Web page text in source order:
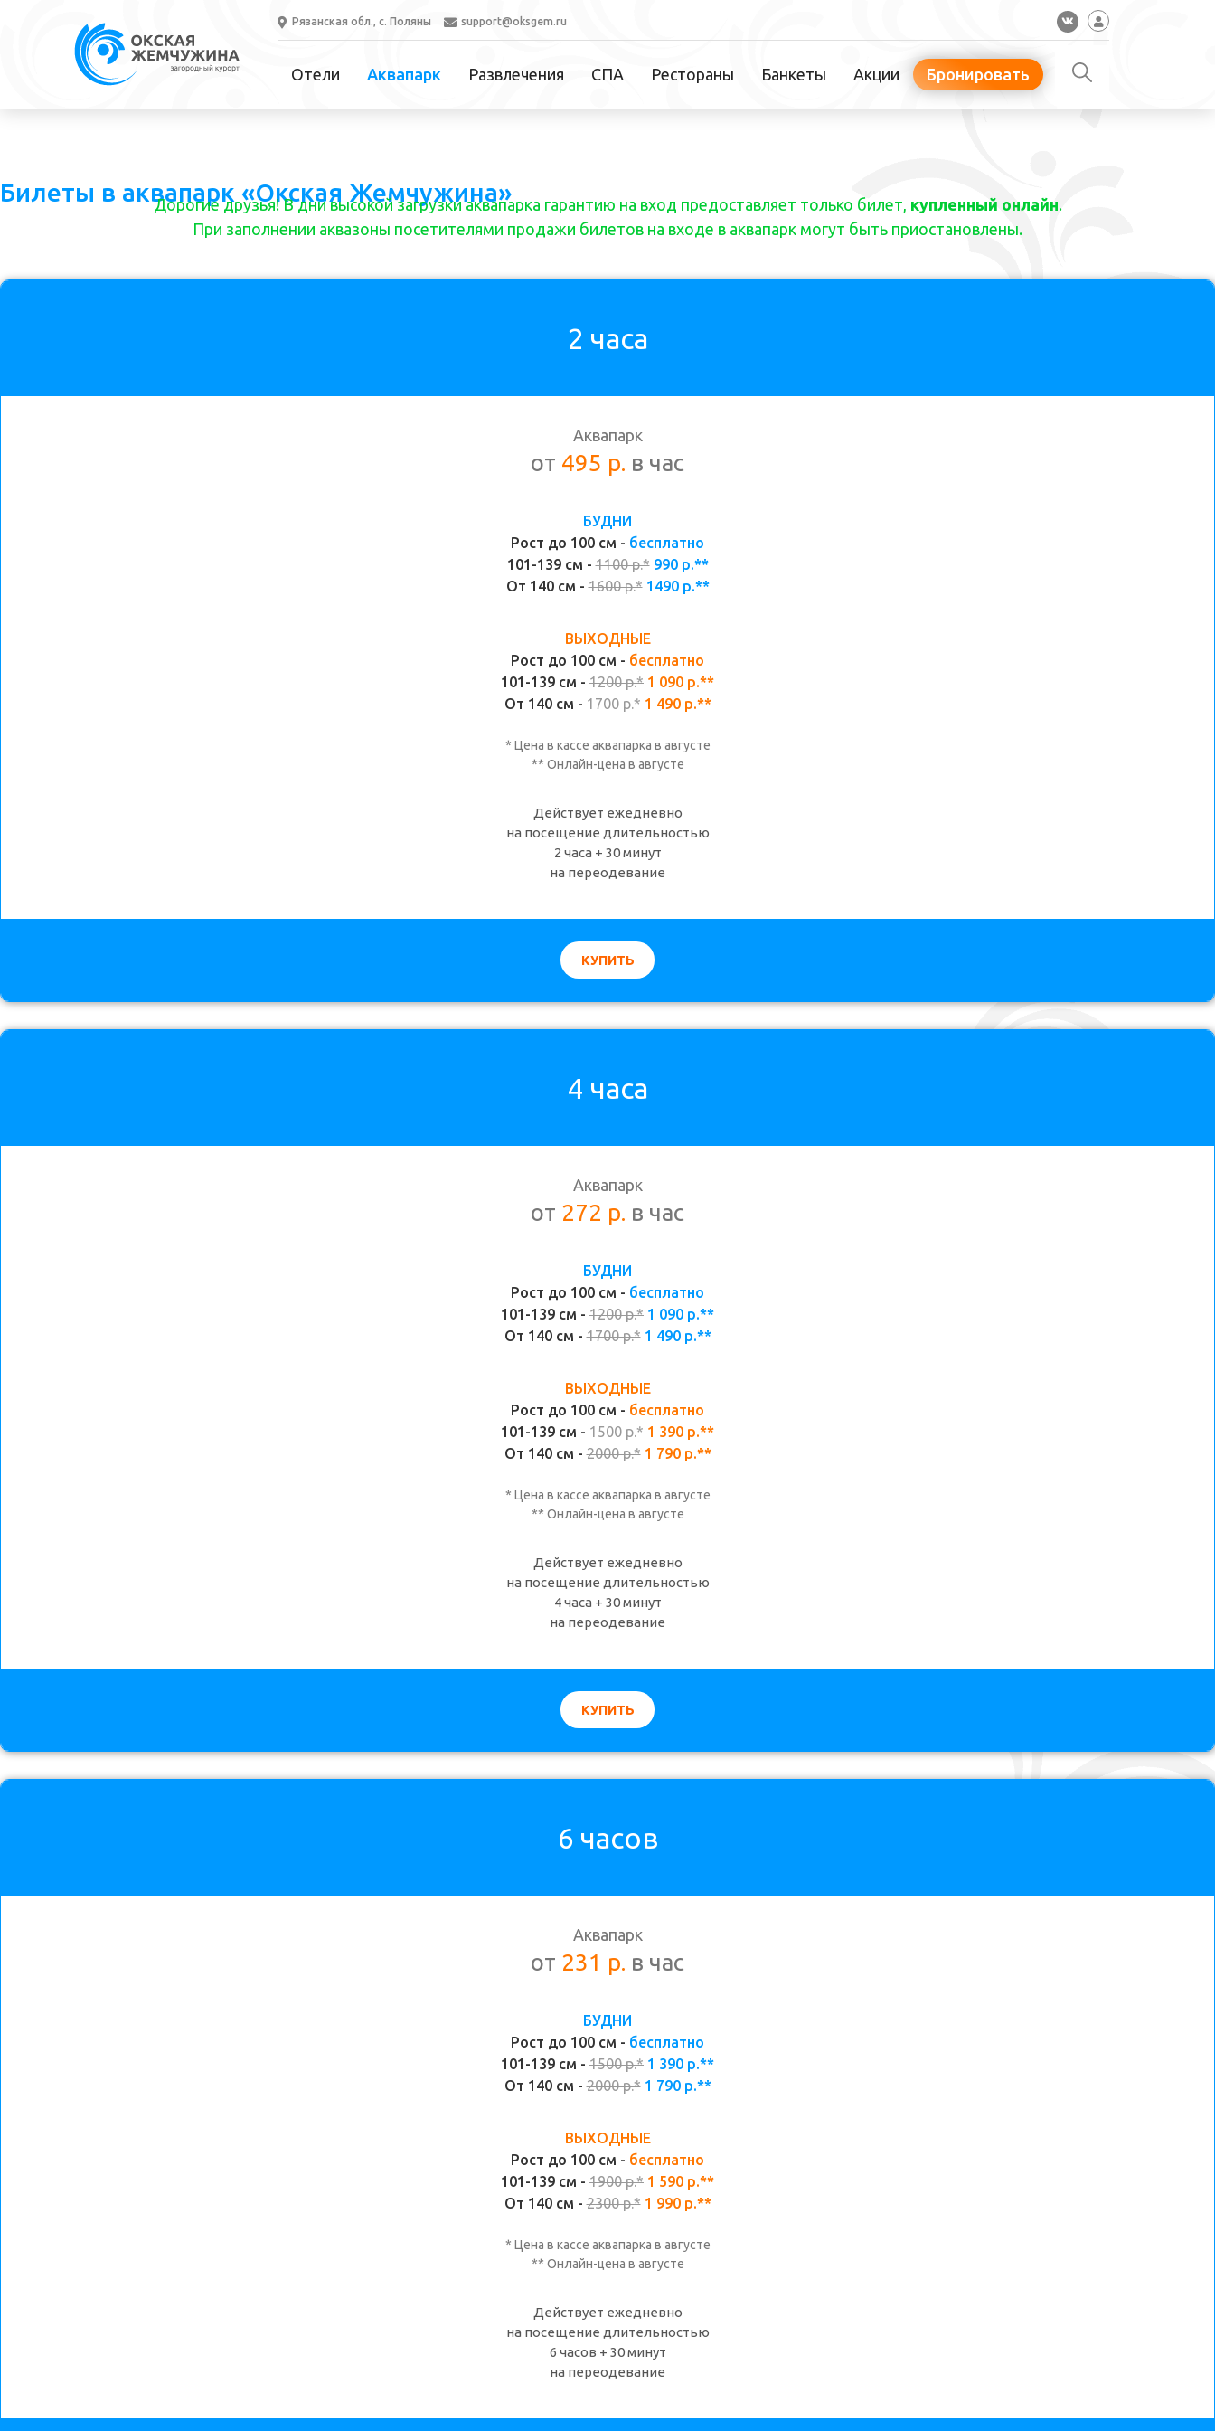
Рязанская обл., с. Поляны support@oksgem.ru
Отели Аквапарк Развлечения СПА Рестораны Банкеты Акции Бронировать
Билеты в аквапарк «Окская Жемчужина»
Дорогие друзья! В дни высокой загрузки аквапарка гарантию на вход предоставляет только билет, купленный онлайн.
При заполнении аквазоны посетителями продажи билетов на входе в аквапарк могут быть приостановлены.
2 часа
Аквапарк
от 495 р. в час
БУДНИ
Рост до 100 см - бесплатно
101-139 см -1100 р.*990 р.**
От 140 см -1600 р.*1490 р.**
ВЫХОДНЫЕ
Рост до 100 см - бесплатно
101-139 см - 1200 р.* 1 090 р.**
От 140 см -1700 р.*1 490 р.**
* Цена в кассе аквапарка в августе
** Онлайн-цена в августе
Действует ежедневно
на посещение длительностью
2 часа + 30 минут
на переодевание
КУПИТЬ
4 часа
Аквапарк
от 272 р. в час
БУДНИ
Рост до 100 см - бесплатно
101-139 см - 1200 р.* 1 090 р.**
От 140 см -1700 р.*1 490 р.**
ВЫХОДНЫЕ
Рост до 100 см - бесплатно
101-139 см - 1500 р.* 1 390 р.**
От 140 см -2000 р.*1 790 р.**
* Цена в кассе аквапарка в августе
** Онлайн-цена в августе
Действует ежедневно
на посещение длительностью
4 часа + 30 минут
на переодевание
КУПИТЬ
6 часов
Аквапарк
от 231 р. в час
БУДНИ
Рост до 100 см - бесплатно
101-139 см - 1500 р.* 1 390 р.**
От 140 см -2000 р.*1 790 р.**
ВЫХОДНЫЕ
Рост до 100 см - бесплатно
101-139 см - 1900 р.* 1 590 р.**
От 140 см -2300 р.*1 990 р.**
* Цена в кассе аквапарка в августе
** Онлайн-цена в августе
Действует ежедневно
на посещение длительностью
6 часов + 30 минут
на переодевание